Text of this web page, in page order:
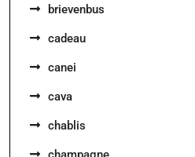
brievenbus
cadeau
canei
cava
chablis